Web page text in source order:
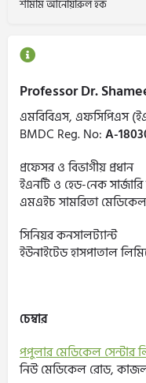
শামীম আনোয়ারুল হক
Professor Dr.
এমবিবিএস, এফসিপিএস
BMDC Reg. No:A-
প্রফেসর ও বিভাগীয় প্রধান
ইএনটি ও হেড-নেক সার্জারি
এমএইচ সামরিতা
সিনিয়র কনসালট্যান্ট
ইউনাইটেড হাসপাতাল
চেম্বার
পপুলার মেডিকেল সেন্টার
নিউ মেডিকেল রোড,